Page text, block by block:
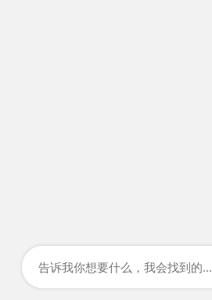
告诉我你想要什么，我会找到的...